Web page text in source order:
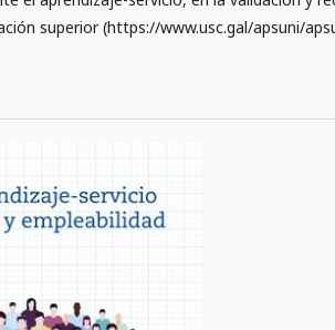
superior (https://www.usc.gal/apsuni/